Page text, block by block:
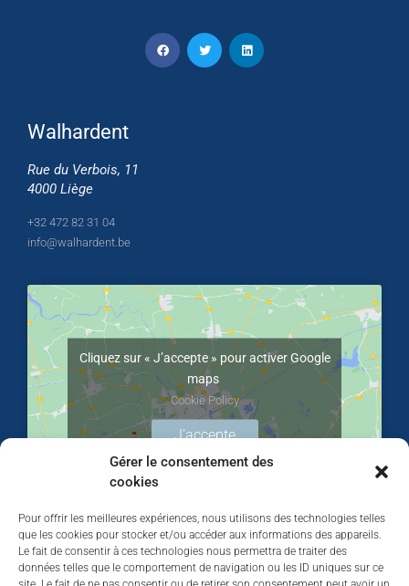
Gérer le consentement des
cookies
Pour offrir les meilleures expériences, nous utilisons des technologies telles
que les cookies pour stocker et/ou accéder aux informations des appareils.
Le fait de consentir à ces technologies nous permettra de traiter des
données telles que le comportement de navigation ou les ID uniques sur ce
Walhardent
Rue du Verbois, 11
4000 Liège
+32 472 82 31 04
info@walhardent.be
Cliquez sur « J’accepte » pour activer Google
maps
Cookie Policy
J’accepte